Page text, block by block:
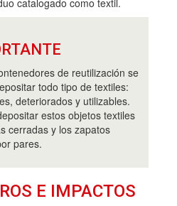
de reutilización se
todo tipo de textiles:
deteriorados y utilizables.
estos objetos textiles
cerradas y los zapatos
pares.
E IMPACTOS